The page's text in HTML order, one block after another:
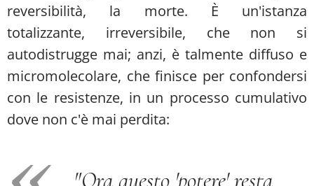
reversibilità, la morte. È un'istanza
totalizzante, irreversibile, che non si
autodistrugge mai; anzi, è talmente diffuso e
micromolecolare, che finisce per confondersi
con le resistenze, in un processo cumulativo
dove non c'è mai perdita:
"Ora questo 'potere' resta